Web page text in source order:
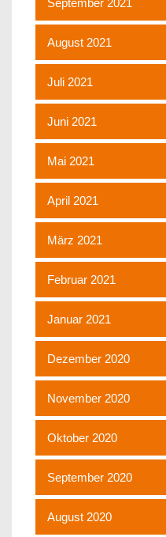
September 2021
August 2021
Juli 2021
Juni 2021
Mai 2021
April 2021
März 2021
Februar 2021
Januar 2021
Dezember 2020
November 2020
Oktober 2020
September 2020
August 2020